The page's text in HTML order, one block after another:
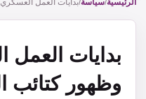
الناشر
الرئيسية/سياسة/بدايات العمل
بدايات
وظهور كتائب